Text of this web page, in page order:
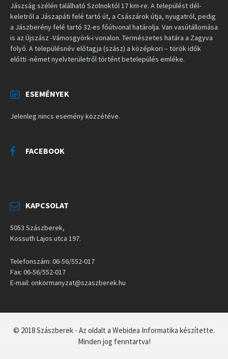
Jászság szélén található Szolnoktól 17 km-re. A települést dél-
keletről a Jászapáti felé tartó út, a Császárok útja, nyugatról, pedig
a Jászberény felé tartó 32-es főútvonal határolja. Van vasútállomása
is az Újszász -Vámosgyörk-i vonalon. Természetes határa a Zagyva
folyó. A településnév előtagja (szász) a középkori – török idők
előtti -német nyelvterületről történt betelepülés emléke.
ESEMÉNYEK
Jelenleg nincs esemény közzétéve.
FACEBOOK
KAPCSOLAT
5053 Szászberek,
Kossuth Lajos utca 197.
Telefonszám: 06-56/552-017
Fax: 06-56/552-017
E-mail: onkormanyzat@szaszberek.hu
© 2018 Szászberek - Az oldalt a Webidea Informatika készítette.
Minden jog fenntartva!